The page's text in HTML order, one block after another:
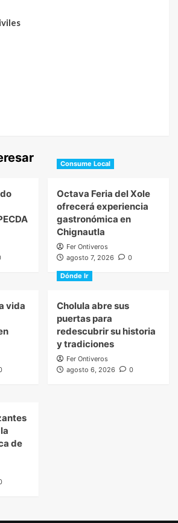
Consume Local
Octava Feria del Xole
ofrecerá experiencia
gastronómica en
Chignautla
Fer Ontiveros
agosto 7, 2026
0
vida
Dónde Ir
Cholula abre sus
puertas para
redescubrir su historia
y tradiciones
Fer Ontiveros
agosto 6, 2026
0
de